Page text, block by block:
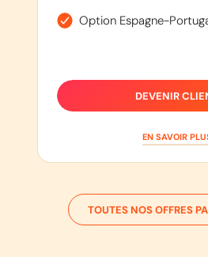
Option Espagne-
DEVENIR
EN SAVOIR
TOUTES NOS OFFRES